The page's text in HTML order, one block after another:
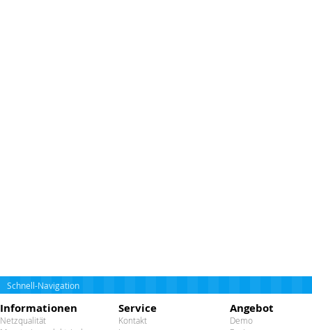
Schnell-Navigation
Informationen
Netzqualität
Service
Kontakt
Angebot
Demo